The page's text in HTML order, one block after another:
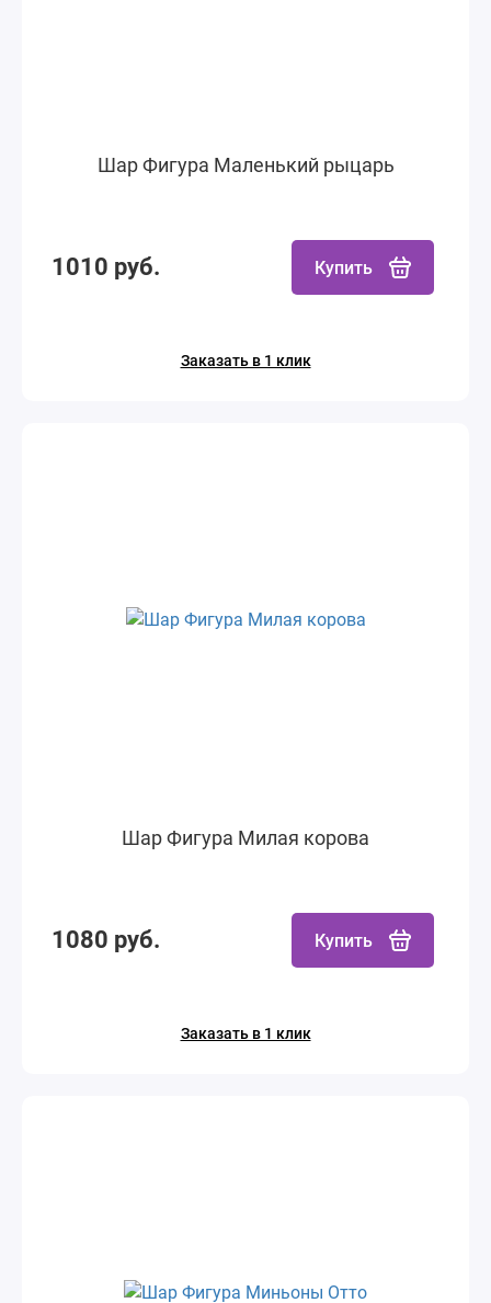
Шар Фигура Маленький рыцарь
1010 руб. Купить
Заказать в 1 клик
Шар Фигура Милая корова
1080 руб. Купить
Заказать в 1 клик